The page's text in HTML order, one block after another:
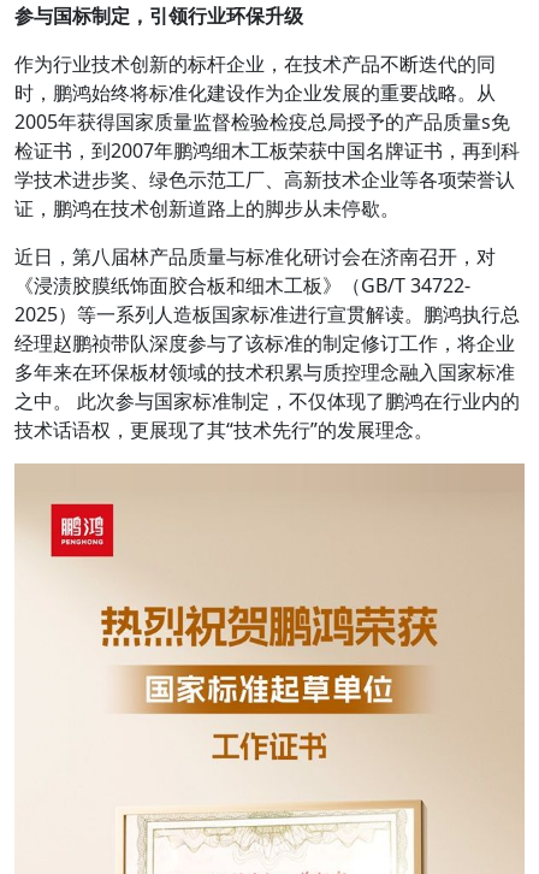
参与国标制定，引领行业环保升级
作为行业技术创新的标杆企业，在技术产品不断迭代的同
时，鹏鸿始终将标准化建设作为企业发展的重要战略。从
2005年获得国家质量监督检验检疫总局授予的产品质量s免
检证书，到2007年鹏鸿细木工板荣获中国名牌证书，再到科
学技术进步奖、绿色示范工厂、高新技术企业等各项荣誉认
证，鹏鸿在技术创新道路上的脚步从未停歇。
近日，第八届林产品质量与标准化研讨会在济南召开，对
《浸渍胶膜纸饰面胶合板和细木工板》（GB/T 34722-
2025）等一系列人造板国家标准进行宣贯解读。鹏鸿执行总
经理赵鹏祯带队深度参与了该标准的制定修订工作，将企业
多年来在环保板材领域的技术积累与质控理念融入国家标准
之中。 此次参与国家标准制定，不仅体现了鹏鸿在行业内的
技术话语权，更展现了其“技术先行”的发展理念。